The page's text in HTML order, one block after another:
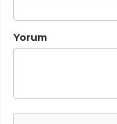
Yorum